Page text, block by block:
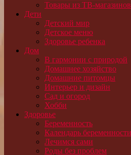
Товары из ТВ-магазинов
Дети
Детский мир
Детское меню
Здоровье ребенка
Дом
В гармонии с природой
Домашнее хозяйство
Домашние питомцы
Интерьер и дизайн
Сад и огород
Хобби
Здоровье
Беременность
Календарь беременности
Лечимся сами
Роды без проблем